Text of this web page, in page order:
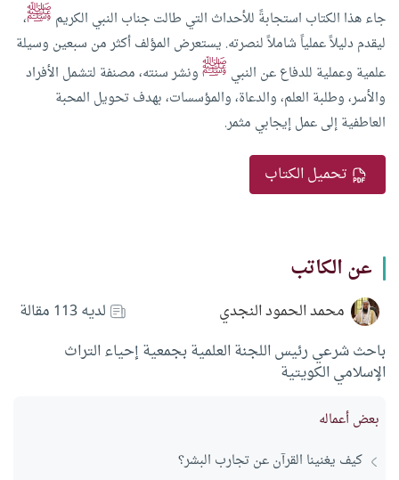
جاء هذا الكتاب استجابةً للأحداث التي طالت جناب النبي الكريم ﷺ،
ليقدم دليلاً عملياً شاملاً لنصرته. يستعرض المؤلف أكثر من سبعين وسيلة
علمية وعملية للدفاع عن النبي ﷺونشر سنته، مصنفة لتشمل الأفراد
والأسر، وطلبة العلم، والدعاة، والمؤسسات، بهدف تحويل المحبة
العاطفية إلى عمل إيجابي مثمر.
تحميل الكتاب
عن الكاتب
محمد الحمود النجدي
لديه 113 مقالة
باحث شرعي رئيس اللجنة العلمية بجمعية إحياء التراث
الإسلامي الكويتية
بعض أعماله
كيف يغنينا القرآن عن تجارب البشر؟